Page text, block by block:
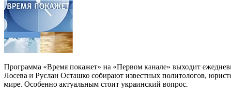
Программа «Время покажет» на «Первом канале» выходит
Лосева и Руслан Осташко собирают известных политологов,
мире. Особенно актуальным стоит украинский вопрос.